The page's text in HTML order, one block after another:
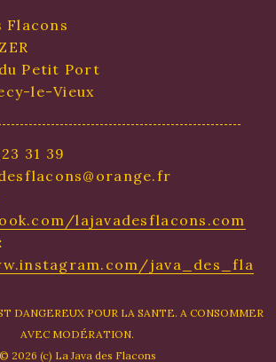
Flacons
Petit Port
le-Vieux
31 39
lajavadesflacons.com
DANGEREUX POUR LA SANTE. A CONSOMMER
AVEC MODÉRATION.
© 2026 (c) La Java des Flacons